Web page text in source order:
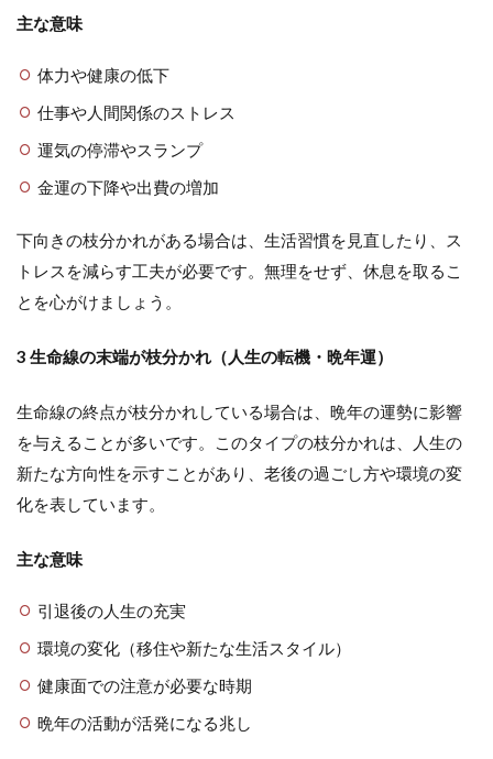
主な意味
体力や健康の低下
仕事や人間関係のストレス
運気の停滞やスランプ
金運の下降や出費の増加
下向きの枝分かれがある場合は、生活習慣を見直したり、ス
トレスを減らす工夫が必要です。無理をせず、休息を取るこ
とを心がけましょう。
3 生命線の末端が枝分かれ（人生の転機・晩年運）
生命線の終点が枝分かれしている場合は、晩年の運勢に影響
を与えることが多いです。このタイプの枝分かれは、人生の
新たな方向性を示すことがあり、老後の過ごし方や環境の変
化を表しています。
主な意味
引退後の人生の充実
環境の変化（移住や新たな生活スタイル）
健康面での注意が必要な時期
晩年の活動が活発になる兆し